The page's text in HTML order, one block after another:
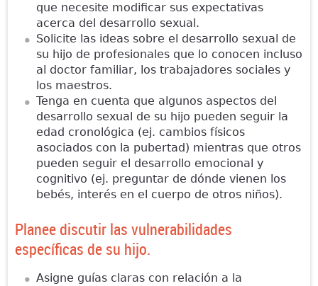
que necesite modificar sus expectativas
acerca del desarrollo sexual.
Solicite las ideas sobre el desarrollo sexual de
su hijo de profesionales que lo conocen incluso
al doctor familiar, los trabajadores sociales y
los maestros.
Tenga en cuenta que algunos aspectos del
desarrollo sexual de su hijo pueden seguir la
edad cronológica (ej. cambios físicos
asociados con la pubertad) mientras que otros
pueden seguir el desarrollo emocional y
cognitivo (ej. preguntar de dónde vienen los
bebés, interés en el cuerpo de otros niños).
Planee discutir las vulnerabilidades
específicas de su hijo.
Asigne guías claras con relación a la